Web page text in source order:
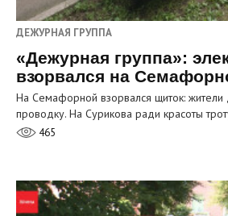
ДЕЖУРНАЯ ГРУППА
«Дежурная группа»:
взорвался на
На Семафорной взорвался щиток: жители
проводку. На Сурикова ради красоты
465